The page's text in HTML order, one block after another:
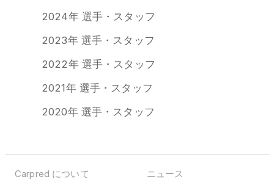
2024年 選手・スタッフ
2023年 選手・スタッフ
2022年 選手・スタッフ
2021年 選手・スタッフ
2020年 選手・スタッフ
Carpred について
ニュース